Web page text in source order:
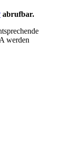
abrufbar.
werden